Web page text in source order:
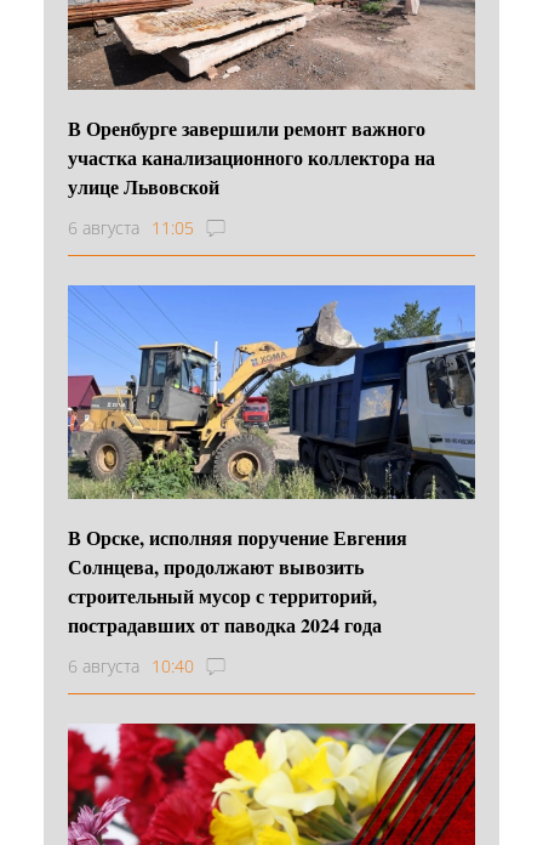
В Оренбурге завершили ремонт важного
участка канализационного коллектора на
улице Львовской
6 августа 11:05
В Орске, исполняя поручение Евгения
Солнцева, продолжают вывозить
строительный мусор с территорий,
пострадавших от паводка 2024 года
6 августа 10:40